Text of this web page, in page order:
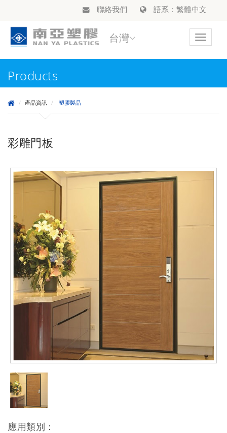
聯絡我們 語系：繁體中文
Toggle
台灣
Products
產品資訊 塑膠製品
彩雕門板
應用類別：